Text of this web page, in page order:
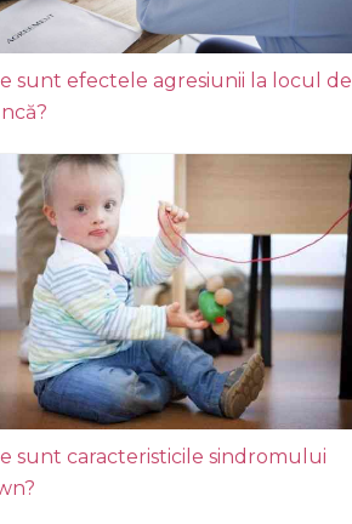
sunt efectele agresiunii la locul de
sunt caracteristicile sindromului